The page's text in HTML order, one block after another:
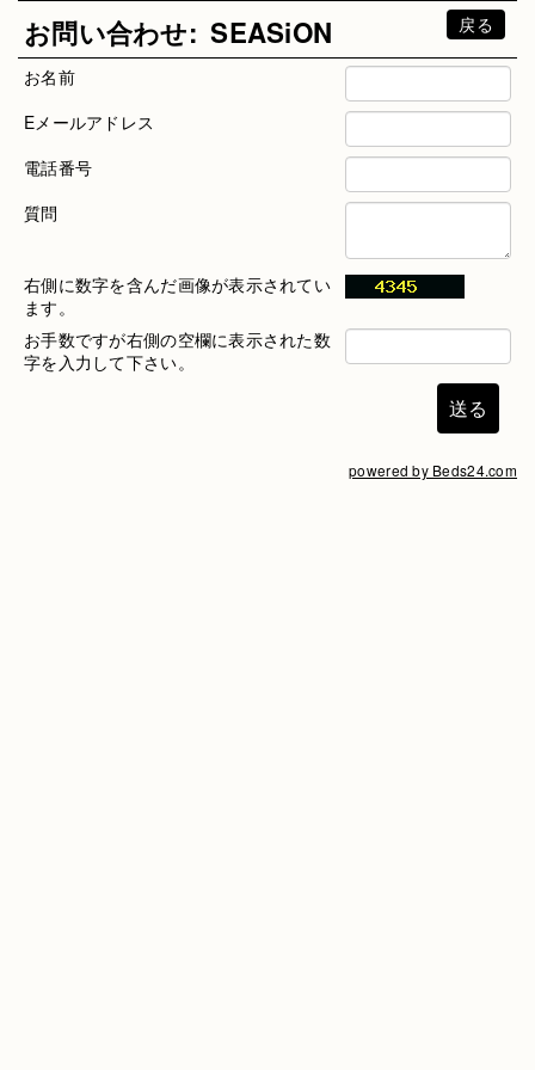
戻る
お問い合わせ: SEASiON
お名前
Eメールアドレス
電話番号
質問
右側に数字を含んだ画像が表示されてい
ます。
お手数ですが右側の空欄に表示された数
字を入力して下さい。
powered by Beds24.com